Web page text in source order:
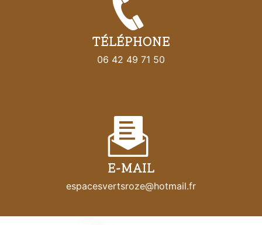
TÉLÉPHONE
06 42 49 71 50
E-MAIL
espacesvertsroze@hotmail.fr